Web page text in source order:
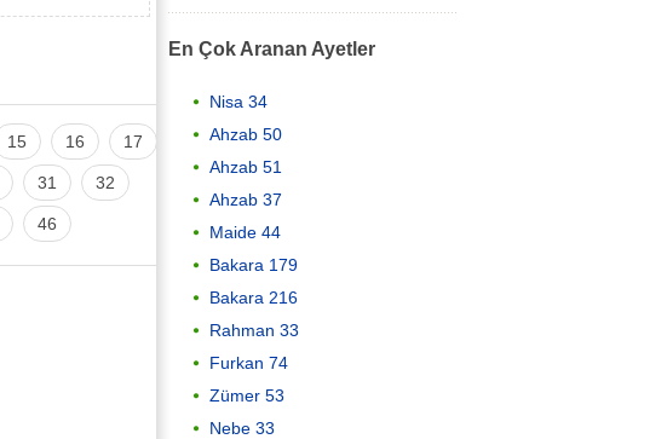
15 16 17
31 32
46
En Çok Aranan Ayetler
Nisa 34
Ahzab 50
Ahzab 51
Ahzab 37
Maide 44
Bakara 179
Bakara 216
Rahman 33
Furkan 74
Zümer 53
Nebe 33